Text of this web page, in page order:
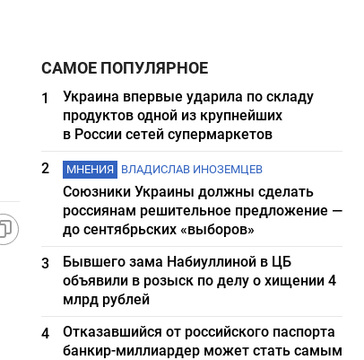
САМОЕ ПОПУЛЯРНОЕ
1
Украина впервые ударила по складу
продуктов одной из крупнейших
в России сетей супермаркетов
2
МНЕНИЯ ВЛАДИСЛАВ ИНОЗЕМЦЕВ
Союзники Украины должны сделать
россиянам решительное предложение —
до сентябрьских «выборов»
3
Бывшего зама Набиуллиной в ЦБ
объявили в розыск по делу о хищении 4
млрд рублей
4
Отказавшийся от российского паспорта
банкир-миллиардер может стать самым